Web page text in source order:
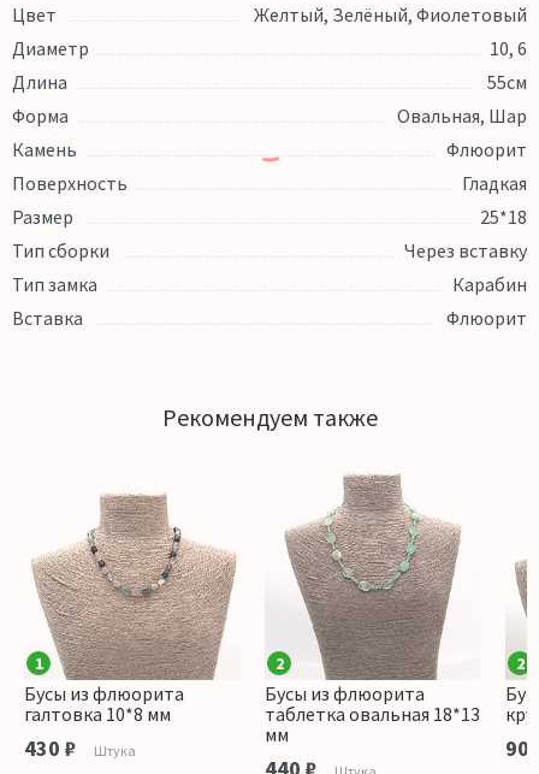
Цвет
Желтый, Зелёный, Фиолетовый
Диаметр
10, 6
Длина
55см
Форма
Овальная, Шар
Камень
Флюорит
Поверхность
Гладкая
Размер
25*18
Тип сборки
Через вставку
Тип замка
Карабин
Вставка
Флюорит
Рекомендуем также
1
Бусы из флюорита
галтовка 10*8 мм
430 ₽ Штука
2
Бусы из флюорита
таблетка овальная 18*13
мм
2